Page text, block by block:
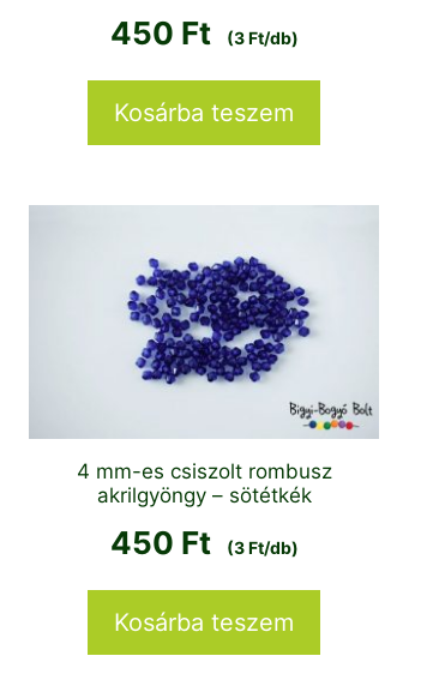
450 Ft (3 Ft/db)
Kosárba teszem
4 mm-es csiszolt rombusz
akrilgyöngy – sötétkék
450 Ft (3 Ft/db)
Kosárba teszem